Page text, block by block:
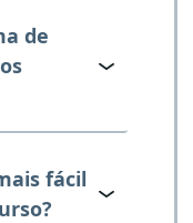
de
fácil